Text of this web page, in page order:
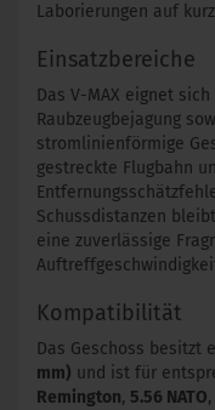
Laborierungen auf
Einsatzbereiche
Das V-MAX eignet
Raubzeugbejagung
stromlinienförmige
gestreckte Flugbahn
Schussdistanzen
eine zuverlässige
Kompatibilität
Das Geschoss besitzt
mm) und ist für
Remington, 5.56 NATO,